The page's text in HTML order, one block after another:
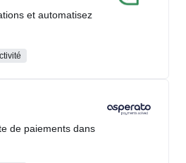
et automatisez
de paiements dans